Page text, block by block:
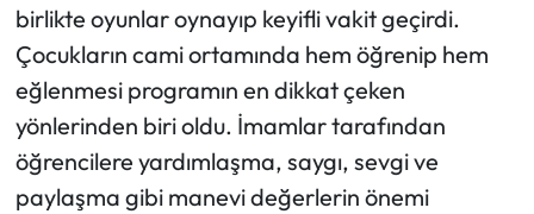
birlikte oyunlar oynayıp keyifli vakit geçirdi.
Çocukların cami ortamında hem öğrenip hem
eğlenmesi programın en dikkat çeken
yönlerinden biri oldu. İmamlar tarafından
öğrencilere yardımlaşma, saygı, sevgi ve
paylaşma gibi manevi değerlerin önemi